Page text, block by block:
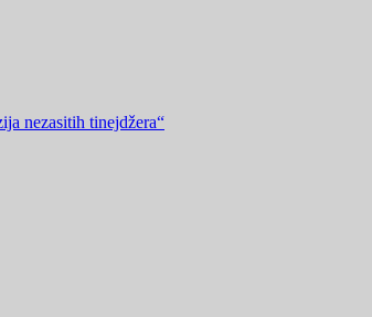
nezasitih tinejdžera“